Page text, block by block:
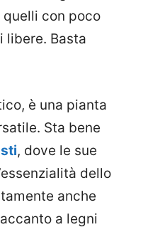
con poco
libere. Basta
è una pianta
Sta bene
, dove le sue
dello
anche
accanto a legni